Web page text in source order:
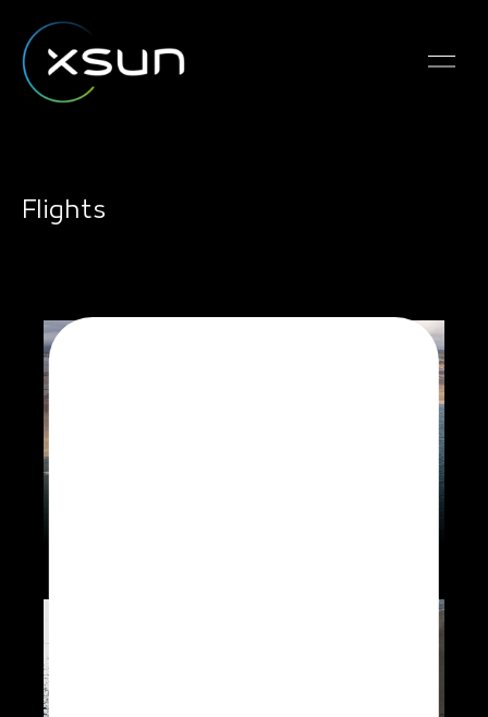
Flights